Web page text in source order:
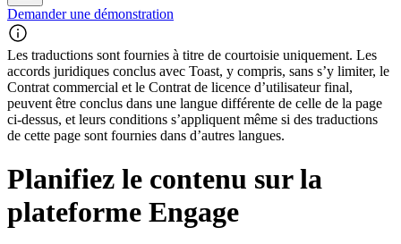
Demander une démonstration
Les traductions sont fournies à titre de courtoisie uniquement. Les
accords juridiques conclus avec Toast, y compris, sans s’y limiter, le
Contrat commercial et le Contrat de licence d’utilisateur final,
peuvent être conclus dans une langue différente de celle de la page
ci-dessus, et leurs conditions s’appliquent même si des traductions
de cette page sont fournies dans d’autres langues.
Planifiez le contenu sur la
plateforme Engage